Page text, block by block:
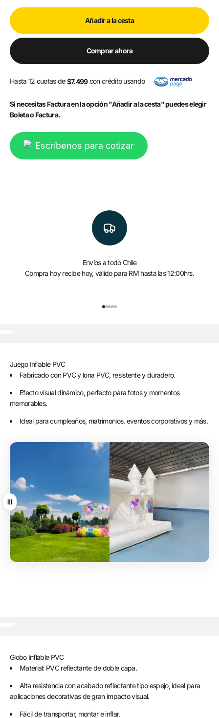
Añadir a la cesta
Comprar ahora
Hasta 12 cuotas de$7.499con crédito usando
Si necesitas Factura en la opción "Añadir a la cesta" puedes elegir
Boleta o Factura.
Escríbenos para cotizar
Envíos a todo Chile
Compra hoy recibe hoy, válido para RM hasta las 12:00hrs.
Juego Inflable PVC
Fabricado con PVC y lona PVC, resistente y duradero.
Efecto visual dinámico, perfecto para fotos y momentos
memorables.
Ideal para cumpleaños, matrimonios, eventos corporativos y más.
Arrastrar
Globo Inflable PVC
Material: PVC reflectante de doble capa.
Alta resistencia con acabado reflectante tipo espejo, ideal para
aplicaciones decorativas de gran impacto visual.
Fácil de transportar, montar e inflar.